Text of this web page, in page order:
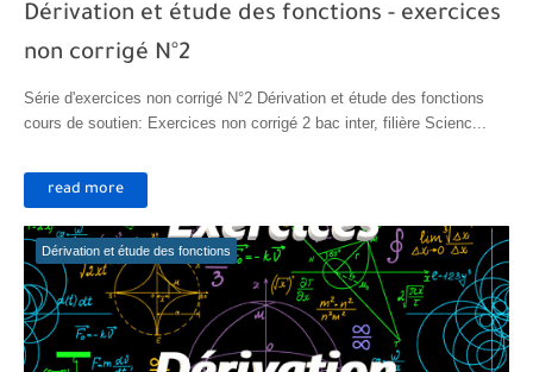
Dérivation et étude des fonctions - exercices
non corrigé N°2
Série d'exercices non corrigé N°2 Dérivation et étude des fonctions
cours de soutien: Exercices non corrigé 2 bac inter, filière Scienc...
read more
Dérivation et étude des fonctions